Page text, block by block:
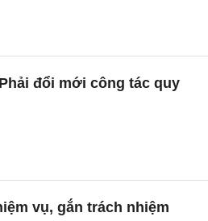
đổi mới công tác quy
vụ, gắn trách nhiệm